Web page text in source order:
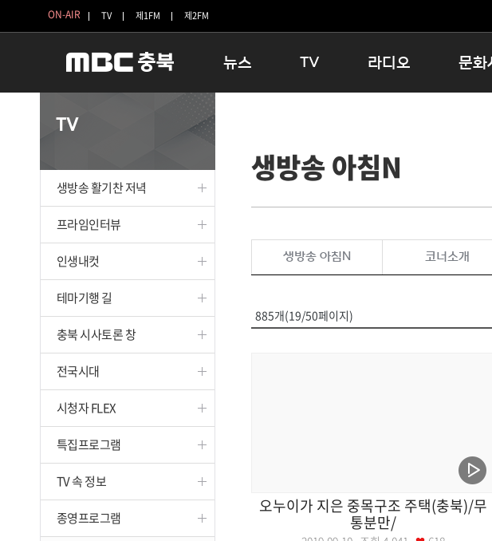
ON-AIR TV 제1FM 제2FM
뉴스
보은
옥천
TV
인생내컷
테마기행 길
시청자 FLEX
특집프로그램
라디오
16:00 완벽한 하루
우리 고향, 부탁해!
문화
충청북도
청원생명
문화행사
TV
생방송 활기찬 저녁
프라임인터뷰
인생내컷
테마기행 길
충북 시사토론 창
전국시대
시청자 FLEX
특집프로그램
TV 속 정보
종영프로그램
생방송 아침N
생방송 아침N 코너소개
885개(19/50페이지)
오누이가 지은 중목구조 주택(충북)/무
통분만/